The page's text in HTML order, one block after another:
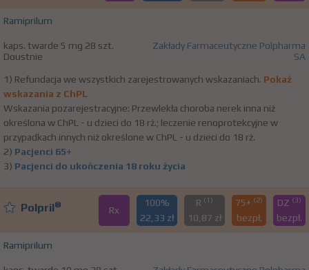
Ramiprilum
kaps. twarde 5 mg 28 szt.
Doustnie
Zakłady Farmaceutyczne Polpharma
SA
1) Refundacja we wszystkich zarejestrowanych wskazaniach. Pokaż
wskazania z ChPL
Wskazania pozarejestracyjne: Przewlekła choroba nerek inna niż
określona w ChPL - u dzieci do 18 rż.; leczenie renoprotekcyjne w
przypadkach innych niż określone w ChPL - u dzieci do 18 rż.
2) Pacjenci 65+
3) Pacjenci do ukończenia 18 roku życia
Polpril® Rx
100%
22,33 zł
R (1)
10,87 zł
75+ (2)
bezpł.
DZ (3)
bezpł.
Ramiprilum